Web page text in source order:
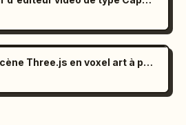
Génération d'une scène Three.js en voxel art à partir d'une image (prompt)